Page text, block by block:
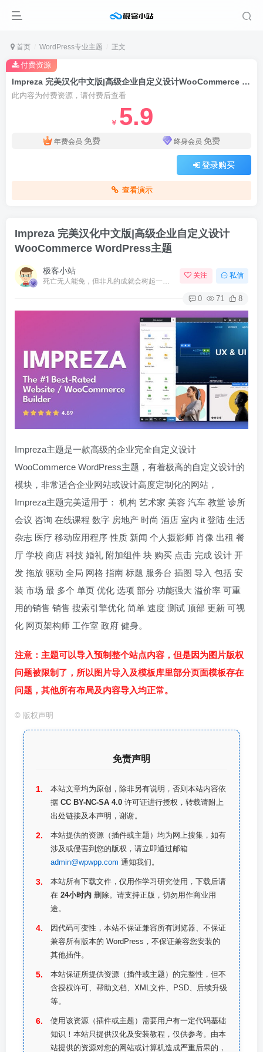
首页 WordPress专业主题 正文
Impreza 完美汉化中文版|高级企业自定义设计WooCommerce WordPress主题
此内容为付费资源，请付费后查看
￥ 5.9
年费会员 免费 终身会员 免费
登录购买
查看演示
付费资源
Impreza 完美汉化中文版|高级企业自定义设计
WooCommerce WordPress主题
极客小站
死亡无人能免，但非凡的成就会树起一座纪念碑，它将一直立到太阳冷却之时
关注 私信
0 71 8
Impreza主题是一款高级的企业完全自定义设计
WooCommerce WordPress主题，有着极高的自定义设计的
模块，非常适合企业网站或设计高度定制化的网站，
Impreza主题完美适用于： 机构 艺术家 美容 汽车 教堂 诊所
会议 咨询 在线课程 数字 房地产 时尚 酒店 室内 it 登陆 生活
杂志 医疗 移动应用程序 性质 新闻 个人摄影师 肖像 出租 餐
厅 学校 商店 科技 婚礼 附加组件 块 购买 点击 完成 设计 开
发 拖放 驱动 全局 网格 指南 标题 服务台 插图 导入 包括 安
装 市场 最 多个 单页 优化 选项 部分 功能强大 溢价率 可重
用的销售 销售 搜索引擎优化 简单 速度 测试 顶部 更新 可视
化 网页架构师 工作室 政府 健身。
注意：主题可以导入预制整个站点内容，但是因为图片版权
问题被限制了，所以图片导入及模板库里部分页面模板存在
问题，其他所有布局及内容导入均正常。
© 版权声明
免责声明
本站文章均为原创，除非另有说明，否则本站内容依
据 CC BY-NC-SA 4.0 许可证进行授权，转载请附上
出处链接及本声明，谢谢。
本站提供的资源（插件或主题）均为网上搜集，如有
涉及或侵害到您的版权，请立即通过邮箱
admin@wpwpp.com 通知我们。
本站所有下载文件，仅用作学习研究使用，下载后请
在 24小时内 删除。请支持正版，切勿用作商业用
途。
因代码可变性，本站不保证兼容所有浏览器、不保证
兼容所有版本的 WordPress，不保证兼容您安装的
其他插件。
本站保证所提供资源（插件或主题）的完整性，但不
含授权许可、帮助文档、XML文件、PSD、后续升级
等。
使用该资源（插件或主题）需要用户有一定代码基础
知识！本站只提供汉化及安装教程，仅供参考。由本
站提供的资源对您的网站或计算机造成严重后果的，